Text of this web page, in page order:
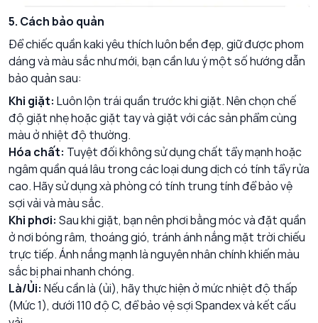
5. Cách bảo quản
Để chiếc quần kaki yêu thích luôn bền đẹp, giữ được phom
dáng và màu sắc như mới, bạn cần lưu ý một số hướng dẫn
bảo quản sau:
Khi giặt: Luôn lộn trái quần trước khi giặt. Nên chọn chế
độ giặt nhẹ hoặc giặt tay và giặt với các sản phẩm cùng
màu ở nhiệt độ thường.
Hóa chất: Tuyệt đối không sử dụng chất tẩy mạnh hoặc
ngâm quần quá lâu trong các loại dung dịch có tính tẩy rửa
cao. Hãy sử dụng xà phòng có tính trung tính để bảo vệ
sợi vải và màu sắc.
Khi phơi: Sau khi giặt, bạn nên phơi bằng móc và đặt quần
ở nơi bóng râm, thoáng gió, tránh ánh nắng mặt trời chiếu
trực tiếp. Ánh nắng mạnh là nguyên nhân chính khiến màu
sắc bị phai nhanh chóng.
Là/Ủi: Nếu cần là (ủi), hãy thực hiện ở mức nhiệt độ thấp
(Mức 1), dưới 110 độ C, để bảo vệ sợi Spandex và kết cấu